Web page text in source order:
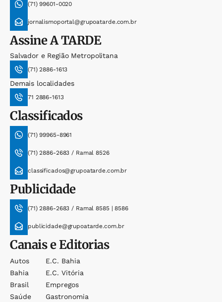
(71) 99601-0020
jornalismoportal@grupoatarde.com.br
AssineA TARDE
Salvador e Região Metropolitana
(71) 2886-1613
Demais localidades
71 2886-1613
Classificados
(71) 99965-8961
(71) 2886-2683 / Ramal 8526
classificados@grupoatarde.com.br
Publicidade
(71) 2886-2683 / Ramal 8585 | 8586
publicidade@grupoatarde.com.br
Canais e Editorias
Autos
Bahia
Brasil
Saúde
E.c. Bahia
E.c. Vitória
Empregos
Gastronomia